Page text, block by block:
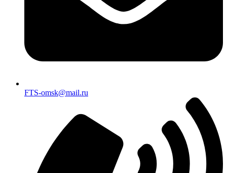
FTS-omsk@mail.ru